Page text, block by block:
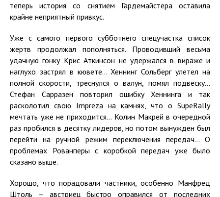
теперь история со снятием Гардемайстера оставила
крайне неприятный привкус.
Уже с самого первого субботнего спецучастка список
жертв продолжал пополняться. Проводивший весьма
удачную гонку Крис Аткинсон не удержался в вираже и
наглухо застрял в кювете... Хеннинг Сольберг улетел на
полной скорости, треснулся о валун, помял подвеску...
Стефан Сарразен повторил ошибку Хеннинга и так
расколотил свою Impreza на камнях, что о SupeRally
мечтать уже не приходится... Колин Макрей в очередной
раз пробился в десятку лидеров, но потом вынужден был
перейти на ручной режим переключения передач... О
проблемах Рованперы с коробкой передач уже было
сказано выше.
Хорошо, что порадовали частники, особенно Манфред
Штоль – австриец быстро оправился от последних